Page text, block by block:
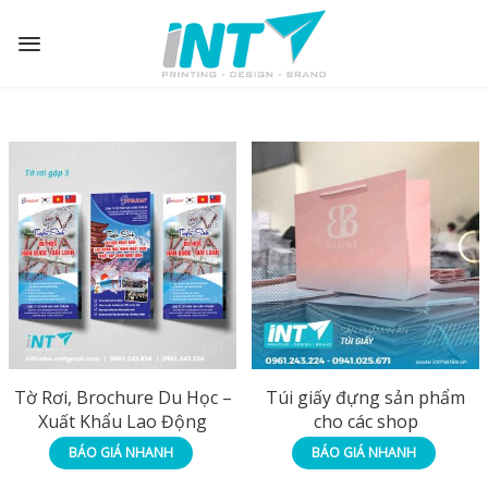
Tờ Rơi, Brochure Du Học –
Xuất Khẩu Lao Động
BÁO GIÁ NHANH
Túi giấy đựng sản phẩm
cho các shop
BÁO GIÁ NHANH